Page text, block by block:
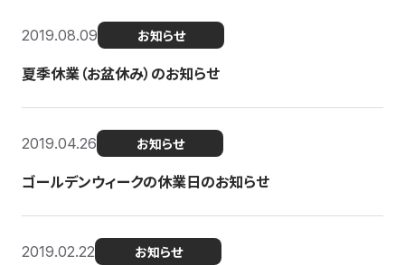
2019.08.09 お知らせ
夏季休業（お盆休み）のお知らせ
2019.04.26 お知らせ
ゴールデンウィークの休業日のお知らせ
2019.02.22 お知らせ